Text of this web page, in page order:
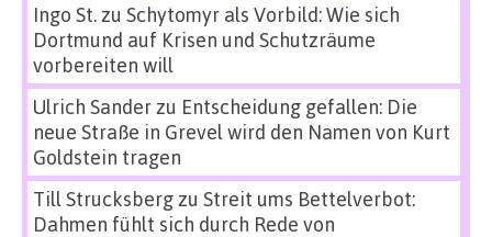
Ingo St.zu Schytomyr als Vorbild: Wie sich
Dortmund auf Krisen und Schutzräume
vorbereiten will
Ulrich Sanderzu Entscheidung gefallen: Die
neue Straße in Grevel wird den Namen von Kurt
Goldstein tragen
Till Strucksbergzu Streit ums Bettelverbot:
Dahmen fühlt sich durch Rede von